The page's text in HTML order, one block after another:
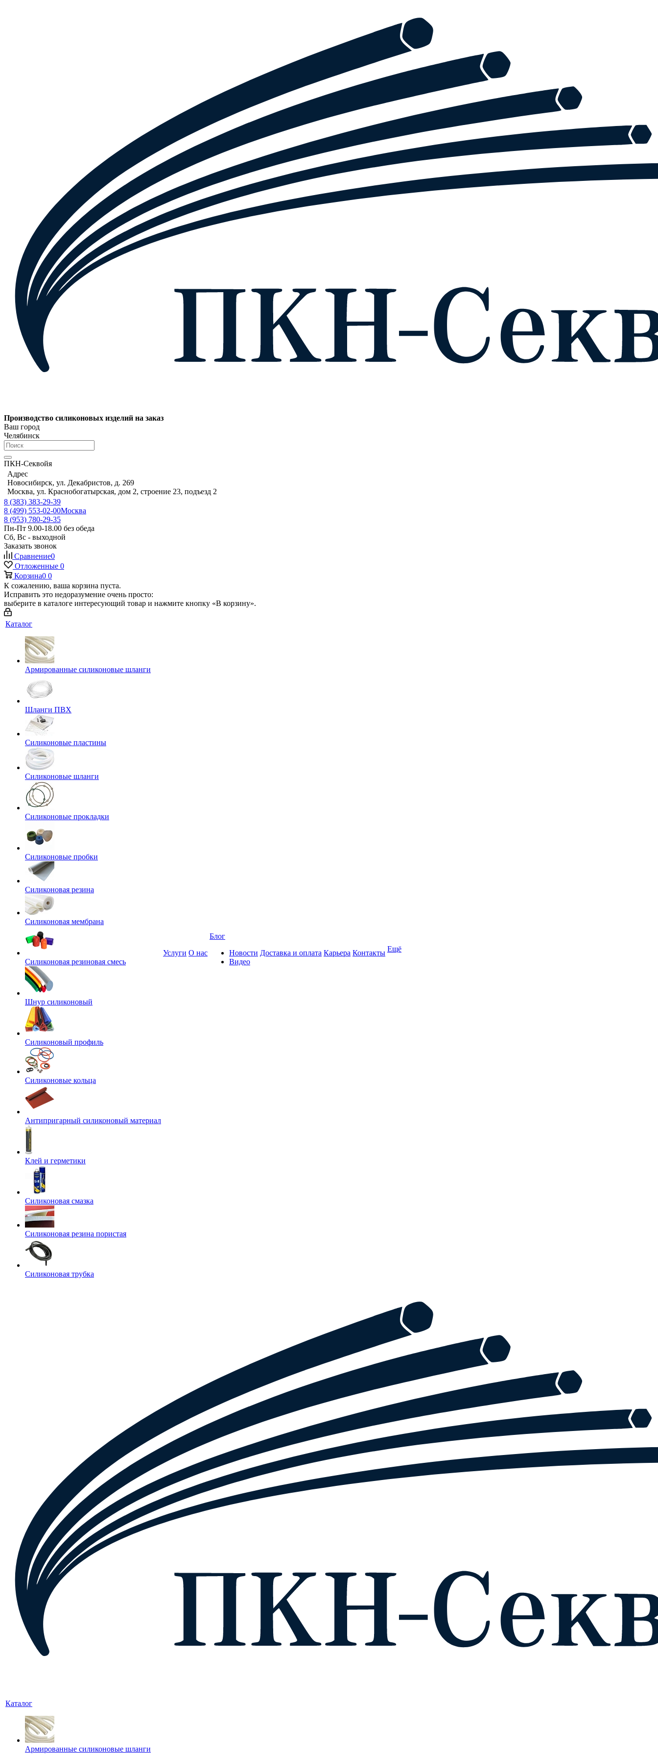
Производство силиконовых изделий на заказ
Ваш город
Челябинск
ПКН-Секвойя
Адрес
Новосибирск, ул. Декабристов, д. 269
Москва, ул. Краснобогатырская, дом 2, строение 23, подъезд 2
8 (383) 383-29-39
8 (499) 553-02-00Москва
8 (953) 780-29-35
Пн-Пт 9.00-18.00 без обеда
Сб, Вс - выходной
Заказать звонок
Сравнение0
Отложенные 0
Корзина0 0
К сожалению, ваша корзина пуста.
Исправить это недоразумение очень просто:
выберите в каталоге интересующий товар и нажмите кнопку «В корзину».
Каталог
Армированные силиконовые шланги
Шланги ПВХ
Силиконовые пластины
Силиконовые шланги
Силиконовые прокладки
Силиконовые пробки
Силиконовая резина
Силиконовая мембрана
Силиконовая резиновая смесь
Шнур силиконовый
Силиконовый профиль
Силиконовые кольца
Антипригарный силиконовый материал
Клей и герметики
Силиконовая смазка
Силиконовая резина пористая
Силиконовая трубка
Услуги О нас
Блог
Новости
Видео
Доставка и оплата Карьера Контакты Ещё
Каталог
Армированные силиконовые шланги